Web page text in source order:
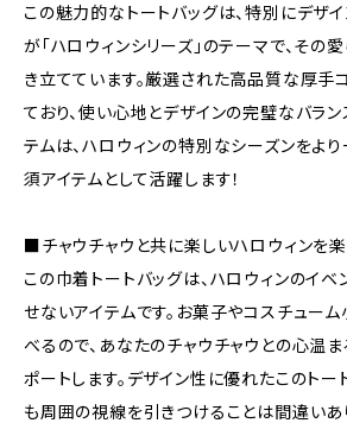
この魅力的なトートバッグは、特別にデザ
が「ハロウィンシリーズ」のテーマで、その
き立てています。厳選された高品質な厚手
ており、使い心地とデザインの完璧なバラ
テムは、ハロウィンの特別なシーズンをよ
須アイテムとして活躍します！
■チャウチャウと共に楽しいハロウィンを楽
この巾着トートバッグは、ハロウィンのイ
せないアイテムです。お菓子やコスチュー
べるので、あなたのチャウチャウとの心温
ポートします。デザイン性に優れたこのトー
も周囲の視線を引きつけることは間違いあ